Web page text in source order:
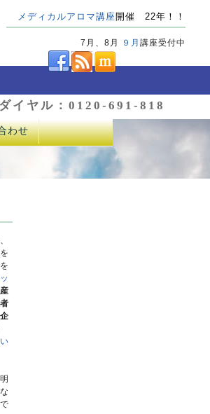
メディカルアロマ講座開催 22年！！
7月、8月 ９月 講座受付中
イヤル：0120-691-818
わせ